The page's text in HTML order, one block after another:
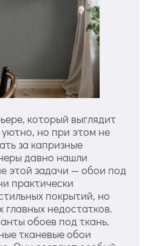
который выглядит
но при этом не
за капризные
давно нашли
этой задачи — обои под
практически
покрытий, но
недостатков.
обоев под ткань.
тканевые обои